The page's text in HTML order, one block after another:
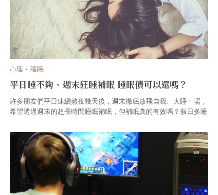
心理・睡眠
平日睡不夠、週末狂睡補眠 睡眠債可以還嗎？
許多朋友們平日連續熬夜幾天後，週末徹底放飛自我、大睡一場，
希望透過週末的超長時間睡眠補眠，但補眠真的有效嗎？假日多睡